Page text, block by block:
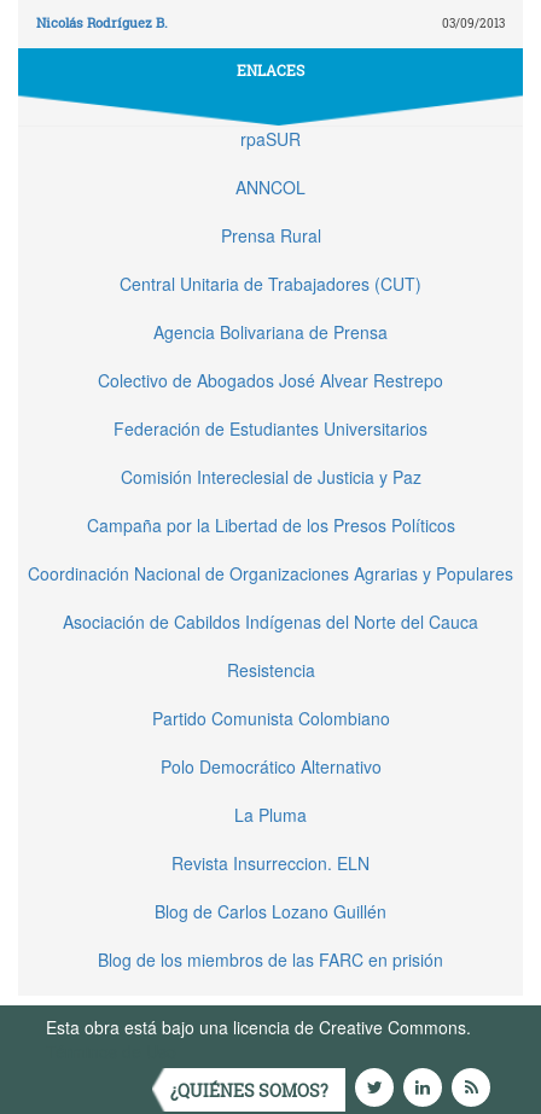
Nicolás Rodríguez B. 03/09/2013
ENLACES
rpaSUR
ANNCOL
Prensa Rural
Central Unitaria de Trabajadores (CUT)
Agencia Bolivariana de Prensa
Colectivo de Abogados José Alvear Restrepo
Federación de Estudiantes Universitarios
Comisión Intereclesial de Justicia y Paz
Campaña por la Libertad de los Presos Políticos
Coordinación Nacional de Organizaciones Agrarias y Populares
Asociación de Cabildos Indígenas del Norte del Cauca
Resistencia
Partido Comunista Colombiano
Polo Democrático Alternativo
La Pluma
Revista Insurreccion. ELN
Blog de Carlos Lozano Guillén
Blog de los miembros de las FARC en prisión
Esta obra está bajo una licencia de Creative Commons.
¿QUIÉNES SOMOS?